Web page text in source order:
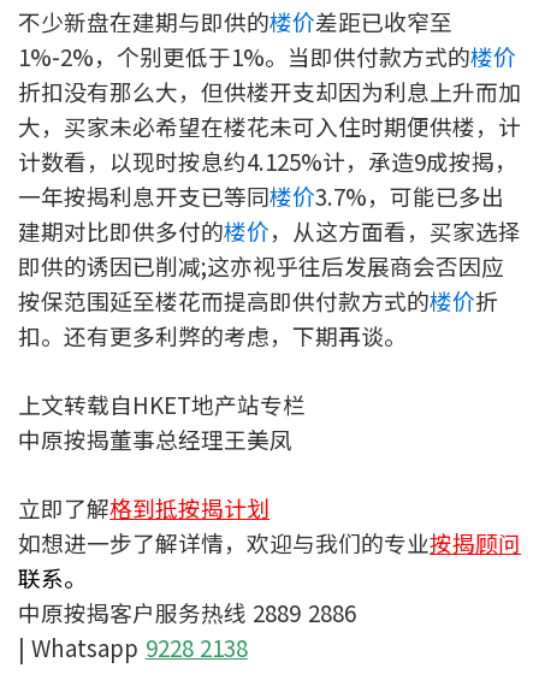
火险、家居、宠物保险
保险资讯专栏
联络我们
联络方式
网上申请按揭转介
条款及细则
私隐政策
本网页所提供资料仅作参考用途。
若因错漏而引致任何不便或损失，中原按揭概不负责。
本网站采用无障碍网页设计，如有任何问题，可查询：
2889 2886 / cmb@mail.centanet.com
中原地产 | 网上搵楼 |
中原工商铺
© 2026 中原按揭经纪有限公司 Centaline Mortgage Broker Limited 版权所有
不少新盘在建期与即供的楼价差距已收窄至
1%-2%，个别更低于1%。当即供付款方式的楼价
折扣没有那么大，但供楼开支却因为利息上升而加
大，买家未必希望在楼花未可入住时期便供楼，计
计数看，以现时按息约4.125%计，承造9成按揭，
一年按揭利息开支已等同楼价3.7%，可能已多出
建期对比即供多付的楼价，从这方面看，买家选择
即供的诱因已削减;这亦视乎往后发展商会否因应
按保范围延至楼花而提高即供付款方式的楼价折
扣。还有更多利弊的考虑，下期再谈。
上文转载自HKET地产站专栏
中原按揭董事总经理王美凤
立即了解格到抵按揭计划
如想进一步了解详情，欢迎与我们的专业按揭顾问
联系。
中原按揭客户服务热线 2889 2886
| Whatsapp 9228 2138